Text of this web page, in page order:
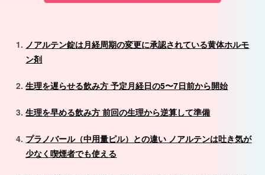
ノアルテン錠は月経周期の変更に承認されている黄体ホルモ
ン剤
生理を遅らせる飲み方 予定月経日の5〜7日前から開始
生理を早める飲み方 前回の生理から逆算して準備
プラノバール（中用量ピル）との違い ノアルテンは吐き気が
少なく喫煙者でも使える